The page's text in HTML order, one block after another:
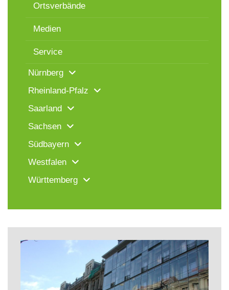
Ortsverbände
Medien
Service
Nürnberg
Rheinland-Pfalz
Saarland
Sachsen
Südbayern
Westfalen
Württemberg